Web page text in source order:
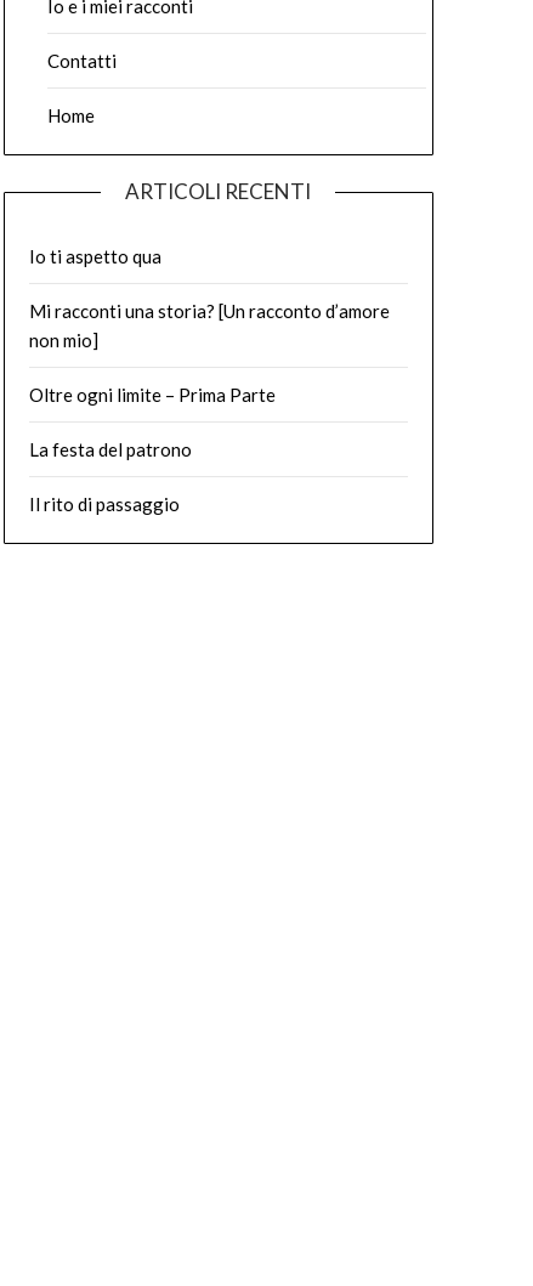
Io e i miei racconti
Contatti
Home
ARTICOLI RECENTI
Io ti aspetto qua
Mi racconti una storia? [Un racconto d’amore
non mio]
Oltre ogni limite – Prima Parte
La festa del patrono
Il rito di passaggio